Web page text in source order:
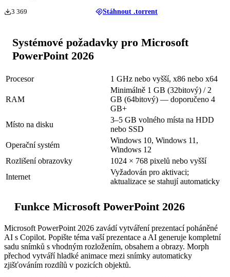
3 369 Stáhnout .torrent
Systémové požadavky pro Microsoft
PowerPoint 2026
Procesor 1 GHz nebo vyšší, x86 nebo x64
RAM
Minimálně 1 GB (32bitový) / 2
GB (64bitový) — doporučeno 4
GB+
Místo na disku
3–5 GB volného místa na HDD
nebo SSD
Operační systém
Windows 10, Windows 11,
Windows 12
Rozlišení obrazovky
1024 × 768 pixelů nebo vyšší
Internet
Vyžadován pro aktivaci;
aktualizace se stahují automaticky
Funkce Microsoft PowerPoint 2026
Microsoft PowerPoint 2026 zavádí vytváření prezentací poháněné
AI s Copilot. Popište téma vaší prezentace a AI generuje kompletní
sadu snímků s vhodným rozložením, obsahem a obrazy. Morph
přechod vytváří hladké animace mezi snímky automaticky
zjišťováním rozdílů v pozicích objektů.